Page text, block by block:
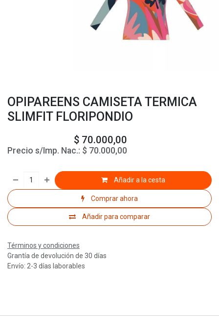
OPIPAREENS CAMISETA TERMICA
SLIMFIT FLORIPONDIO
$ 70.000,00
Precio s/Imp. Nac.: $ 70.000,00
Añadir a la cesta
Comprar ahora
Añadir para comparar
Términos y condiciones
Grantía de devolución de 30 días
Envío: 2-3 días laborables